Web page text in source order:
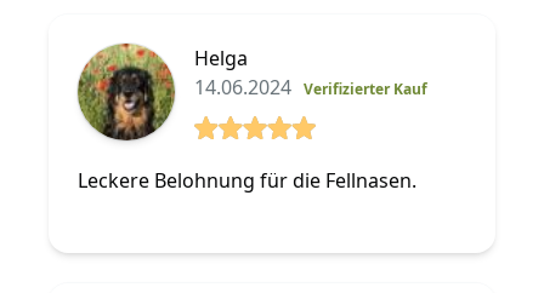
Helga
14.06.2024 Verifizierter Kauf
Leckere Belohnung für die Fellnasen.